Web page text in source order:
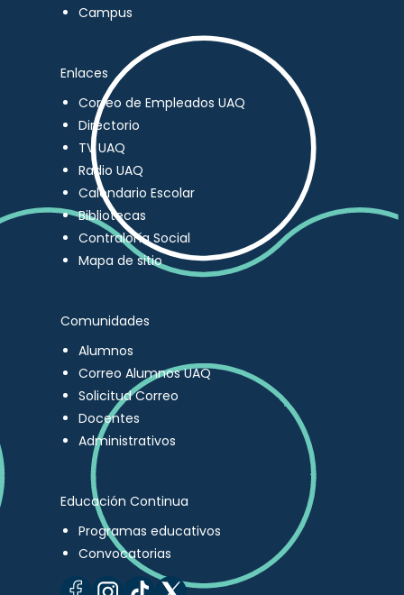
Campus
Enlaces
Correo de Empleados UAQ
Directorio
TV UAQ
Radio UAQ
Calendario Escolar
Bibliotecas
Contraloría Social
Mapa de sitio
Comunidades
Alumnos
Correo Alumnos UAQ
Solicitud Correo
Docentes
Administrativos
Educación Continua
Programas educativos
Convocatorias